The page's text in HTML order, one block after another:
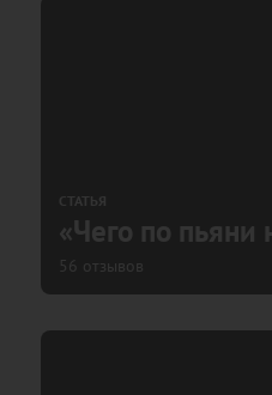
СТАТЬЯ
«Чего по
56 отзывов